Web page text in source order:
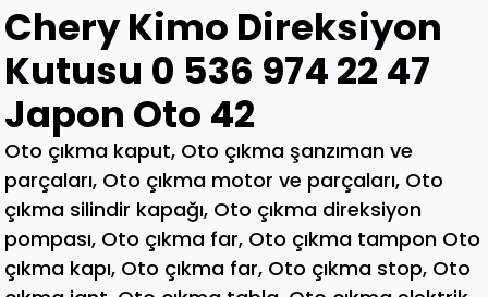
Chery Kimo Direksiyon
Kutusu 0 536 974 22 47
Japon Oto 42
Oto çıkma kaput, Oto çıkma şanzıman ve parçaları, Oto çıkma motor ve parçaları, Oto çıkma silindir kapağı, Oto çıkma direksiyon pompası, Oto çıkma far, Oto çıkma tampon Oto çıkma kapı, Oto çıkma far, Oto çıkma stop, Oto çıkma jant, Oto çıkma tabla, Oto çıkma elektrik tesisatı, Oto çıkma motor tesisatı, Oto çıkma marş dinamosu, Oto çıkma şarz dinamosu, Oto çıkma bobin, Oto çıkma enjektör, Oto çıkma karbüratör, Oto çıkma şamandıra , Oto çıkma yakıt pompası, Oto çıkma eksoz, Oto çıkma manifold, Oto çıkma katalizör, Oto çıkma beyin, Oto çıkma airbag, Oto çıkma sigorta, Oto çıkma sinyal, Oto hava filitre kazanı, Oto çıkma yağ filtresi, Oto çıkma yakıt filtresi, Oto çıkma debriyaj seti, Oto çıkma fren seti, Oto çıkma kampana, Oto çıkma körük, Oto çıkma fan, Oto çıkma fan davlumbazı, Oto çıkma soğutucu, Oto çıkma radyatör, Oto çıkma klima kompresörü, Oto çıkma bagaj, Oto çıkma su radyatörünü, Oto çıkma klima radyatörü, Oto çıkma interkol radyatörü, Oto çıkma cam, Oto çıkma çamurluk, Oto çıkma davlumbaz, Oto çıkma güneşlik, Oto çıkma kapı kolu, Oto çıkma kapı saçı, Oto çıkma karter, Oto kesme marşpiyel, Oto çıkma panel, Oto çıkma panjur , Oto çıkma sunroof, Oto çıkma arka tampon, Oto çıkma ön tampon, Oto çıkma ayna, Oto çıkma amartisör, Oto çıkma el freni, Oto çıkma el fren tabancası, Oto çıkma direksiyon simidi, Oto çıkma koltuk, Oto çıkma vites topuzu, Oto çıkma göğüs, Oto çıkma torpido, Oto çıkma kilometre saati, Oto çıkma dingil, Oto çıkma blok, Oto çıkma motor bloğu, Oto çıkma krank, Oto çıkma eksantrik mili, Oto çıkma gaz kelebeği, Oto çıkma kompresör, Oto çıkma mafsal, Oto çıkma motor kulağı, Oto çıkma motor, Oto çıkma piston kolu, Oto çıkma segman, Oto çıkma rulman, Oto çıkma turbo, Oto çıkma yağ pompası, Oto çıkma şanzıman dişlisi, Oto çıkma mafsal, Oto çıkma sekromenç, Oto çıkma türbin, Oto çıkma volant, Oto çıkma aks, Oto çıkma akis, Oto çıkma direksiyon kutusu, Oto çıkma direksiyon mili, Oto çıkma helezyon yayı, Oto çıkma körük, Oto çıkma porya, Oto çıkma sis çerçevesi, Oto çıkma kapı menteşesi, Oto çıkma sis farı, Oto çıkma difaransiyel, Oto çıkma traves, Oto çıkma cam motoru, Oto çıkma sinyal, Oto çıkma cam düğmesi, Oto çıkma kapı döşemesi, Oto çıkma cam kirkosu, Oto çıkma kalorifer kutusu, Oto çıkma beşik, Oto çıkma filtre, Oto çıkma konsül, Oto çıkma tampon demiri, Oto çıkma kapı kilidi, Oto çıkma motor takozu, Oto çıkma kampana, Oto çıkma gösterge paneli, Oto çıkma taşıyıcı, Oto kesme tavan, Oto kesme marşpiyel, Oto kesme çamurluk, Oto kesme yarım arka, Oto çıkma hava akış metresi, Oto çıkma vestenhaouse, Oto çıkma vestibhouse, Oto çıkma park sensörü Oto çıkma kapı fitilleri, Oto çıkma cam düğmesi, Oto çıkma motor takozu, Oto çıkma vites topuzu, Oto çıkma far beyni, Oto çıkma motor beyni, Oto çıkma airbag beyni, Oto çıkma abs beyni, Oto çıkma şanzıman beyni, Oto parça, Oto çıkma yedek parça, Oto oto yedek parça, Oto sigorta kutusu, Oto çıkma su bidonu, Oto çıkma teyp, Oto çıkma cd çalar, Oto çıkma rölanti ayarlayıcı, Oto çıkma kolon kilidi, Oto çıkma kapı kilidi, Oto çıkma kapı iç açma kolu, Oto çıkma kapı çıtası, Oto çıkma tavan çıtası, Oto çıkma krank kasnağı, Oto çıkma eksantrik kasnağı, Oto çıkma alt travers, Oto çıkma arka dingil, Oto çıkma fren merkezi, Oto çıkma imop kutus, Oto çıkma sigorta tablası, Oto çıkma klima ekranı, Oto çıkma vakum, Oto çıkma orta havalandırma, Oto çıkma radyo ekranı, Oto çıkma yağ pompası, Oto çıkma şanzıman kulağı, Oto çıkma debriyaj bilyası, Oto çıkma direksiyon spotu, Oto çıkma direksiyon sargısı, Oto çıkma airbag sargısı, Oto çıkma tesisat kablosu, Oto çıkma klima paneli, Oto çıkma ön kapı, Oto çıkma arka kapı, Oto çıkma baskı balata, Oto çıkma volant, Oto çıkma yedek parça, Oto çıkma parça, Oto oto yedek parça, Oto parça, Çıkma parça, Oto çıkma parçaları, Çıkma parçaları, Oto yedek parça, Oto çıkma şanzıman, Oto çıkma hoparlör, Oto çıkma fren vakum, Oto çıkma map sensösrü, Oto çıkma cam silgi motoru, Oto çıkma cam silgi kolu, Oto çıkma flaşö, Oto çıkma vites levyesi, Oto çıkma turbo basınç Oto çıkma vestinghouse, Oto çıkma gaz pedalı, Oto çıkma su bidonu, Oto çıkma ganister, Oto çıkma tampon braketi, Oto çıkma çamurluk davlumbazı, Oto çıkma el fren teli, Oto çıkma şarj dinamosu, Oto çıkma biel kolu, Oto çıkma hava akış metresi, Oto çıkma eksoz sondası, Oto çıkma emme manifoldu, Oto çıkma fincan, Oto çıkma itici horozlar, Oto çıkma piyano mili, Oto çıkma vites halatı, Oto çıkma tavan döşemesi, Oto çıkma sanroof düğmesi, Oto çıkma sanroof camı, Oto çıkma tavan anteni, Oto çıkma kapı bantları, Oto çıkma kapı soketi, Oto çıkma kapı tesisatı, Oto çıkma koltuk ayar düğmesi, Oto çıkma kapı rayı, Oto çıkma şanzıman dişlisi, Oto çıkma reyil borusu, Oto çıkma buji kablosu, Oto çıkma yağ çubuğu, Oto çıkma distribitör kapağı, Oto çıkma termostat, Oto çıkma map sensörü, Oto çıkma motor kaputu, Oto çıkma kapı nikelajı, Oto çıkma tampon nikelajı, Oto çıkma fren disk, Oto çıkma debriyaj rulmanı, Oto çıkma karbüratör, Oto çıkma eksoz takozu, Oto çıkma körük, Oto çıkma cam su deposu, Oto çıkma genleşme kavanozu, Oto çıkma süspansiyon, Oto çıkma devirdaim hortumu, Oto çıkma travers, Oto çıkma yedek su deposu, Oto çıkma emme manifolt, Oto çıkma kaset çalar, Oto çıkma kapı bandı, Oto çıkma eksantrik horuzu, Oto çıkma xenon far beyni, Oto çıkma tampon ızgarası, Oto çıkma cd çalar, Oto çıkma yakıt deposu, Oto çıkma tampon kaplaması, Oto çıkma kaput mandalı, Oto çıkma el fren düğmesi, Oto çıkma dikiz aynası, Oto çıkma yarım motor, Oto çıkma turbo borusu, Oto çıkma dış ayna, Oto çıkma iç ayna, Oto çıkma tozluk kapağı, Oto çıkma tampon alt bagaliti, Oto çıkma toz kapağı, Oto çıkma parça ankara, Oto çıkma parça İstanbul, Oto çıkma parça adana, Oto çıkma parça elağzı, Oto çıkma parça izmir, Oto çıkma parça bursa, Oto çıkma parça Eskişehir, Oto çıkma parça kayseri, Oto çıkma parça Diyarbakır, Oto çıkma parça Şanlıurfa, Oto çıkma parça,Gaziantep Oto çıkma parça ağrı, Oto çıkma parça konya, Oto çıkma parça Yozgat, Oto çıkma parça Nevşehir, Oto çıkma parça Niğde, Oto çıkma parça Antaly, Oto çıkma parça malatya, Oto çıkma parça mardin, Oto çıkma parça van, Oto çıkma parça hakkari, Oto çıkma parça,Erzurum Oto çıkma parça sivas, Oto çıkma parça Trabzon, Oto çıkma parça çorum, Oto çıkma parça samsun, Oto çıkma parça bolu, Oto çıkma parça afyon, Oto parça, Oto yedek parça, Oto oto yedek parça, Oto parçaları, Oto çıkmacı,yıldız sanayi sitesi ostim,otomobil yedek parça, çıkma parça oto yedek parça, Oto çıkma parça Oto parça, Oto çıkma parça , çıkma Oto parça,Adana Oto Çıkma Parça , Adıyaman Oto Çıkma Parça Afyon Oto Çıkma Parça Ağrı Oto Çıkma Parça Aksaray Oto Çıkma Parça Amasya Oto Çıkma Parça Ankara Oto Çıkma Parça Antalya Oto Çıkma Parça Ardahan Oto Çıkma Parça Artvin Oto Çıkma Parça Aydın Oto Çıkma Parça Balıkesir Oto Çıkma Parça Bartın Oto Çıkma Parça Batman Oto Çıkma Parça Bayburt Oto Çıkma Parça Bilecik Oto Çıkma Parça Bingöl Oto Çıkma Parça Bitlis Oto Çıkma Parça Bolu Oto Çıkma Parça Bursa Oto Çıkma Parça Çanakkale Oto Çıkma Parça Çankırı Oto Çıkma Parça Çorum Oto Çıkma Parça Denizli Oto Çıkma Parça Diyarbakır Oto Çıkma Parça Düzce Oto Çıkma Parça Edirne Oto Çıkma Parça Elazığ Oto Çıkma Parça Erzincan Oto Çıkma Parça Erzurum Oto Çıkma Parça Eskişehir Oto Çıkma Parça Gaziantep Oto Çıkma Parça Giresun Oto Çıkma Parça Gümüşhane Oto Çıkma Parça Hakkari Oto Çıkma Parça Hatay Oto Çıkma Parça Iğdır Oto Çıkma Parça Isparta Oto Çıkma Parça İstanbul Oto Çıkma Parça İzmir Oto Çıkma Parça Kahramanmaraş Oto Çıkma Karabük Oto Çıkma Parça Karaman Oto Çıkma Parça Kars Oto Çıkma Parça Kastamonu Oto Çıkma Parça Kayseri Oto Çıkma Parça Kilis Oto Çıkma Parça Kırıkkale Oto Çıkma Parça Kırklareli Oto Çıkma Parça Kırşehir Oto Çıkma Parça Kocaeli Oto Çıkma Parça Konya Oto Çıkma Parça Kütahya Oto Çıkma Parça Malatya Oto Çıkma Parça Manisa Yedek Parça Mardin Oto Çıkma Parça Mersin Oto Çıkma Parça Muğla Oto Çıkma Parça Nevşehir Oto Çıkma Parça Niğde Oto Çıkma Parça Ordu Oto Çıkma Parça Osmaniye Oto Çıkma Parça Rize Oto Çıkma Parça Sakarya Oto Çıkma Parça Samsun Oto Çıkma Parça Şanlıurfa Oto Çıkma Parça Siirt Oto Çıkma Parça Sinop Oto Çıkma Parça Şırnak Oto Çıkma Parça Sivas Oto Çıkma Parça Oto Çıkma Parça Tekirdağ Oto Çıkma Parça Tokat Oto Çıkma Parça Trabzon Oto Çıkma Parça Tunceli Oto Çıkma Parça Uşak Oto Çıkma Parça Van Oto Çıkma Parça Yalova Oto Çıkma Parça Yozgat Oto Çıkma Parça Zonguldak Oto Çıkma Parça Online Oto Çıkma Parça Düzce Oto Çıkma Parça Osmaniye Oto Çıkma Parça Kilis Oto Çıkma Parça Karabük Oto Çıkma Parça Yalova Oto Çıkma Parça Iğdır Oto Çıkma Parça Ardahan Oto Çıkma Parça Bartın Oto Çıkma Parça Şırnak Oto Çıkma Parça Adana Oto Çıkma yedek Parça Adıyaman Oto Çıkma yedek Afyon Oto Çıkma yedek Parça Ağrı Oto Çıkma yedek Parça Aksaray Oto Çıkma yedek Parça Amasya Oto Çıkma yedek Parça Ankara Oto Çıkma yedek Parça Antalya Oto Çıkma yedek Parça Ardahan Oto Çıkma yedek Parça Artvin Oto Çıkma yedek Parça Aydın Oto Çıkma yedek Parça Balıkesir Oto Çıkma yedek Parça Bartın Oto Çıkma yedek Parça Batman Oto Çıkma yedek Parça Bayburt Oto Çıkma yedek Parça Bilecik Oto Çıkma yedek Parça Bingöl Oto Çıkma yedek Parça Bitlis Oto Çıkma yedek Parça Bolu Oto Çıkma yedek Parça Bursa Oto Çıkma yedek Parça Çanakkale Oto Çıkma yedek Çankırı Oto Çıkma yedek Parça Çorum Oto Çıkma yedek Parça Denizli Oto Çıkma yedek Parça Diyarbakır Oto Çıkma yedek Düzce Oto Çıkma yedek Parça Edirne Oto Çıkma yedek Parça Elazığ Oto Çıkma yedek Parça Erzincan Oto Çıkma yedek Parça Erzurum Oto Çıkma yedek Parça Eskişehir Oto Çıkma yedek Parça Gaziantep Oto Çıkma yedek Giresun Oto Çıkma yedek Parça Gümüşhane Oto Çıkma yedek Hakkari Oto Çıkma yedek Parça Hatay Oto Çıkma yedek Parça Iğdır Oto Çıkma yedek Parça Isparta Oto Çıkma yedek Parça İstanbul Oto Çıkma yedek Parça İzmir Oto Çıkma yedek Parça Kahramanmaraş Oto Çıkma Karabük Oto Çıkma yedek Parça Karaman Oto Çıkma yedek Parça Kars Oto Çıkma yedek Parça Kastamonu Oto Çıkma yedek Kayseri Oto Çıkma yedek Parça Kilis Oto Çıkma yedek Parça Oto Çıkma Şarj Dinamosu, Oto Çıkma Taban Döşemeleri, Tekirdağ O